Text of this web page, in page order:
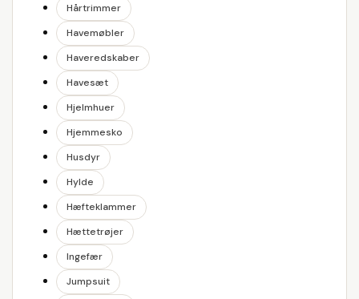
Hårtrimmer
Havemøbler
Haveredskaber
Havesæt
Hjelmhuer
Hjemmesko
Husdyr
Hylde
Hæfteklammer
Hættetrøjer
Ingefær
Jumpsuit